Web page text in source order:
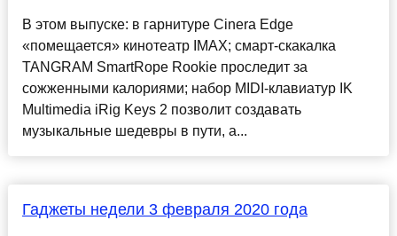
В этом выпуске: в гарнитуре Cinera Edge
«помещается» кинотеатр IMAX; смарт-скакалка
TANGRAM SmartRope Rookie проследит за
сожженными калориями; набор МIDI-клавиатур IK
Multimedia iRig Keys 2 позволит создавать
музыкальные шедевры в пути, а...
Гаджеты недели 3 февраля 2020 года